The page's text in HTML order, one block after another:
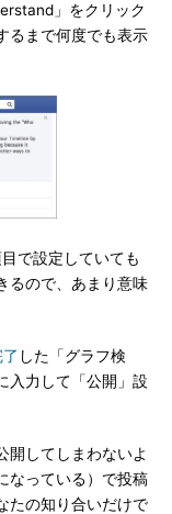
」をクリック
るまで何度でも表示
で設定していても
るので、あまり意味
した「グラフ検
入力して「公開」設
してしまわないよ
なっている）で投稿
たの知り合いだけで